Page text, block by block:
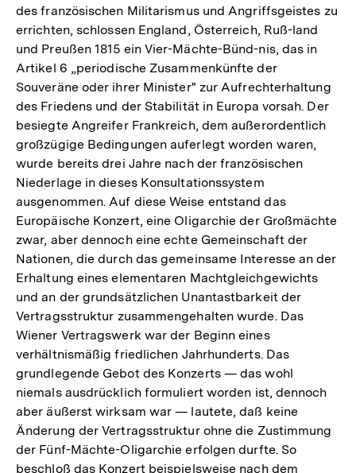
des französischen Militarismus und Angriffsgeistes zu
errichten, schlossen England, Österreich, Ruß-land
und Preußen 1815 ein Vier-Mächte-Bünd-nis, das in
Artikel 6 „periodische Zusammenkünfte der
Souveräne oder ihrer Minister" zur Aufrechterhaltung
des Friedens und der Stabilität in Europa vorsah. Der
besiegte Angreifer Frankreich, dem außerordentlich
großzügige Bedingungen auferlegt worden waren,
wurde bereits drei Jahre nach der französischen
Niederlage in dieses Konsultationssystem
ausgenommen. Auf diese Weise entstand das
Europäische Konzert, eine Oligarchie der Großmächte
zwar, aber dennoch eine echte Gemeinschaft der
Nationen, die durch das gemeinsame Interesse an der
Erhaltung eines elementaren Machtgleichgewichts
und an der grundsätzlichen Unantastbarkeit der
Vertragsstruktur zusammengehalten wurde. Das
Wiener Vertragswerk war der Beginn eines
verhältnismäßig friedlichen Jahrhunderts. Das
grundlegende Gebot des Konzerts — das wohl
niemals ausdrücklich formuliert worden ist, dennoch
aber äußerst wirksam war — lautete, daß keine
Änderung der Vertragsstruktur ohne die Zustimmung
der Fünf-Mächte-Oligarchie erfolgen durfte. So
beschloß das Konzert beispielsweise nach dem